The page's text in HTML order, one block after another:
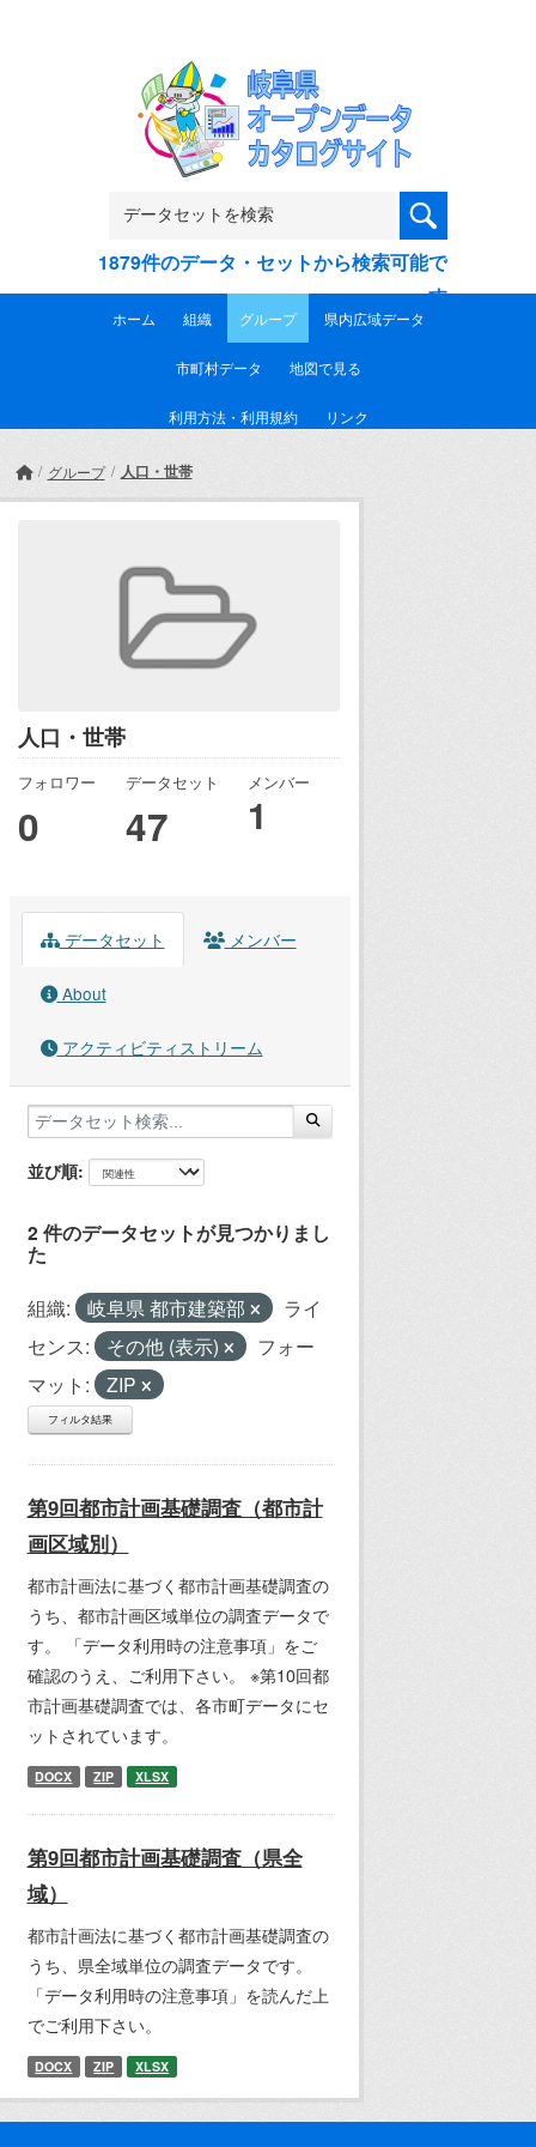
1879件のデータ・セットから検索可能で
す
ホーム 組織 グループ 県内広域データ
市町村データ 地図で見る
利用方法・利用規約 リンク
グループ 人口・世帯
人口・世帯
フォロワー
0
データセット
47
メンバー
1
データセット メンバー
About
アクティビティストリーム
並び順
2 件のデータセットが見つかりまし
た
組織: 岐阜県 都市建築部
ライ
センス:
その他 (表示)
フォー
マット:
ZIP
フィルタ結果
第9回都市計画基礎調査（都市計
画区域別）
都市計画法に基づく都市計画基礎調査の
うち、都市計画区域単位の調査データで
す。 「データ利用時の注意事項」をご
確認のうえ、ご利用下さい。 ※第10回都
市計画基礎調査では、各市町データにセ
ットされています。
DOCX ZIP XLSX
第9回都市計画基礎調査（県全
域）
都市計画法に基づく都市計画基礎調査の
うち、県全域単位の調査データです。
「データ利用時の注意事項」を読んだ上
でご利用下さい。
DOCX ZIP XLSX